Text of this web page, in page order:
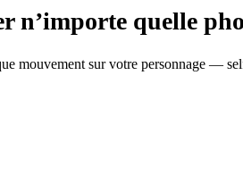
n’importe quelle
mouvement sur votre personnage —